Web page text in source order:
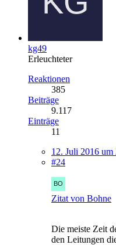
kg49
Erleuchteter
Reaktionen
385
Beiträge
9.117
Einträge
11
12. Juli 2016 um
#24
Zitat von Bohne
Die meiste Zeit
den Leitungen